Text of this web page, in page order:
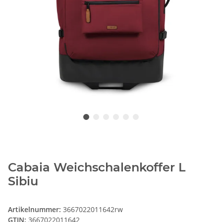
Cabaia Weichschalenkoffer L
Sibiu
Artikelnummer: 3667022011642rw
GTIN: 3667022011642